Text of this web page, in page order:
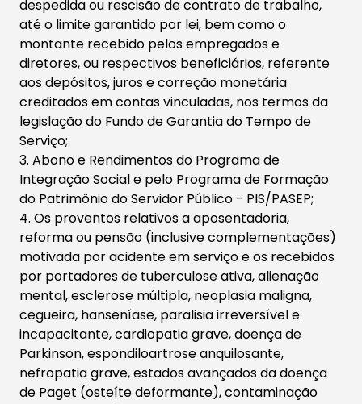
despedida ou rescisão de contrato de trabalho,
até o limite garantido por lei, bem como o
montante recebido pelos empregados e
diretores, ou respectivos beneficiários, referente
aos depósitos, juros e correção monetária
creditados em contas vinculadas, nos termos da
legislação do Fundo de Garantia do Tempo de
Serviço;
3. Abono e Rendimentos do Programa de
Integração Social e pelo Programa de Formação
do Patrimônio do Servidor Público - PIS/PASEP;
4. Os proventos relativos a aposentadoria,
reforma ou pensão (inclusive complementações)
motivada por acidente em serviço e os recebidos
por portadores de tuberculose ativa, alienação
mental, esclerose múltipla, neoplasia maligna,
cegueira, hanseníase, paralisia irreversível e
incapacitante, cardiopatia grave, doença de
Parkinson, espondiloartrose anquilosante,
nefropatia grave, estados avançados da doença
de Paget (osteíte deformante), contaminação